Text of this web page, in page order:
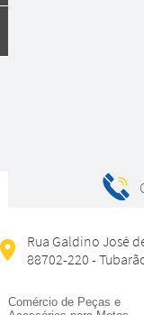
Rua Galdino José
88702-220 -
Comércio de Peças e